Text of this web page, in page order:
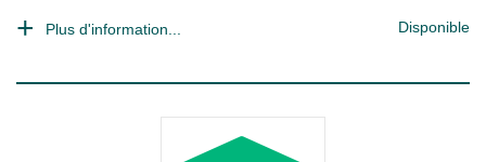
Plus d'information... Disponible